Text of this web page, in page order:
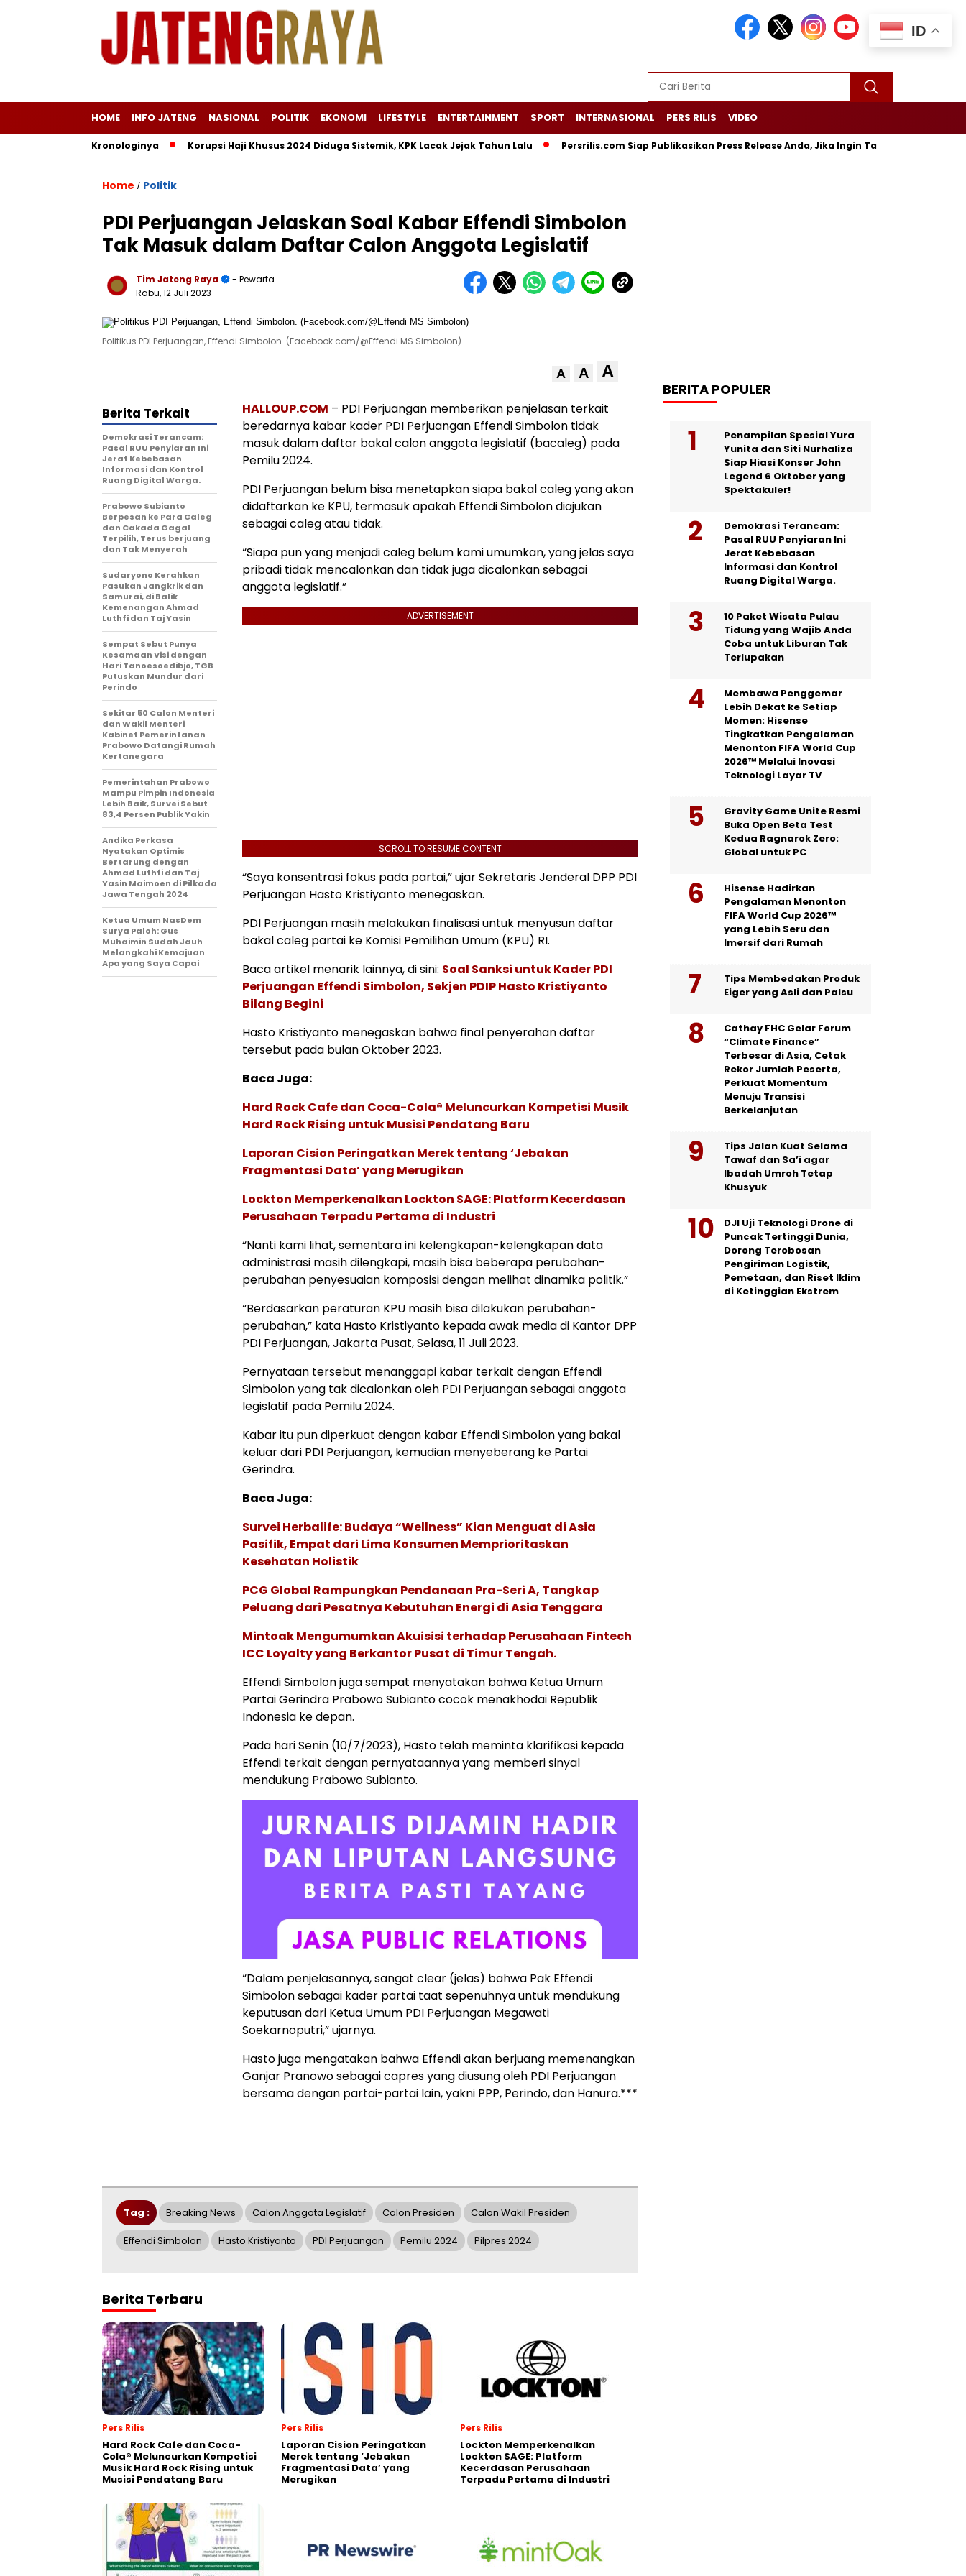
HOME INFO JATENG NASIONAL POLITIK EKONOMI LIFESTYLE ENTERTAINMENT SPORT INTERNASIONAL PERS RILIS VIDEO
Angin, Ini Kronologinya Korupsi Haji Khusus 2024 Diduga Sistemik, KPK Lacak Jejak Tahun Lalu Persrilis.com Siap Publikasikan Press Release Anda, Jika Ingin Tampil di Media Ekonomi
Home / Politik
PDI Perjuangan Jelaskan Soal Kabar Effendi Simbolon
Tak Masuk dalam Daftar Calon Anggota Legislatif
Tim Jateng Raya
- Pewarta
Rabu, 12 Juli 2023
Politikus PDI Perjuangan, Effendi Simbolon. (Facebook.com/@Effendi MS Simbolon)
A A A
HALLOUP.COM – PDI Perjuangan memberikan penjelasan terkait
beredarnya kabar kader PDI Perjuangan Effendi Simbolon tidak
masuk dalam daftar bakal calon anggota legislatif (bacaleg) pada
Pemilu 2024.
PDI Perjuangan belum bisa menetapkan siapa bakal caleg yang akan
didaftarkan ke KPU, termasuk apakah Effendi Simbolon diajukan
sebagai caleg atau tidak.
“Siapa pun yang menjadi caleg belum kami umumkan, yang jelas saya
pribadi tidak mencalonkan dan tidak juga dicalonkan sebagai
anggota legislatif.”
ADVERTISEMENT
SCROLL TO RESUME CONTENT
“Saya konsentrasi fokus pada partai,” ujar Sekretaris Jenderal DPP PDI
Perjuangan Hasto Kristiyanto menegaskan.
PDI Perjuangan masih melakukan finalisasi untuk menyusun daftar
bakal caleg partai ke Komisi Pemilihan Umum (KPU) RI.
Baca artikel menarik lainnya, di sini: Soal Sanksi untuk Kader PDI
Perjuangan Effendi Simbolon, Sekjen PDIP Hasto Kristiyanto
Bilang Begini
Hasto Kristiyanto menegaskan bahwa final penyerahan daftar
tersebut pada bulan Oktober 2023.
Baca Juga:
Hard Rock Cafe dan Coca-Cola® Meluncurkan Kompetisi Musik
Hard Rock Rising untuk Musisi Pendatang Baru
Laporan Cision Peringatkan Merek tentang ‘Jebakan
Fragmentasi Data’ yang Merugikan
Lockton Memperkenalkan Lockton SAGE: Platform Kecerdasan
Perusahaan Terpadu Pertama di Industri
“Nanti kami lihat, sementara ini kelengkapan-kelengkapan data
administrasi masih dilengkapi, masih bisa beberapa perubahan-
perubahan penyesuaian komposisi dengan melihat dinamika politik.”
“Berdasarkan peraturan KPU masih bisa dilakukan perubahan-
perubahan,” kata Hasto Kristiyanto kepada awak media di Kantor DPP
PDI Perjuangan, Jakarta Pusat, Selasa, 11 Juli 2023.
Pernyataan tersebut menanggapi kabar terkait dengan Effendi
Simbolon yang tak dicalonkan oleh PDI Perjuangan sebagai anggota
legislatif pada Pemilu 2024.
Kabar itu pun diperkuat dengan kabar Effendi Simbolon yang bakal
keluar dari PDI Perjuangan, kemudian menyeberang ke Partai
Gerindra.
Baca Juga:
Survei Herbalife: Budaya “Wellness” Kian Menguat di Asia
Pasifik, Empat dari Lima Konsumen Memprioritaskan
Kesehatan Holistik
PCG Global Rampungkan Pendanaan Pra-Seri A, Tangkap
Peluang dari Pesatnya Kebutuhan Energi di Asia Tenggara
Mintoak Mengumumkan Akuisisi terhadap Perusahaan Fintech
ICC Loyalty yang Berkantor Pusat di Timur Tengah.
Effendi Simbolon juga sempat menyatakan bahwa Ketua Umum
Partai Gerindra Prabowo Subianto cocok menakhodai Republik
Indonesia ke depan.
Pada hari Senin (10/7/2023), Hasto telah meminta klarifikasi kepada
Effendi terkait dengan pernyataannya yang memberi sinyal
mendukung Prabowo Subianto.
“Dalam penjelasannya, sangat clear (jelas) bahwa Pak Effendi
Simbolon sebagai kader partai taat sepenuhnya untuk mendukung
keputusan dari Ketua Umum PDI Perjuangan Megawati
Soekarnoputri,” ujarnya.
Hasto juga mengatakan bahwa Effendi akan berjuang memenangkan
Ganjar Pranowo sebagai capres yang diusung oleh PDI Perjuangan
bersama dengan partai-partai lain, yakni PPP, Perindo, dan Hanura.***
Berita Terkait
Demokrasi Terancam:
Pasal RUU Penyiaran Ini
Jerat Kebebasan
Informasi dan Kontrol
Ruang Digital Warga.
Prabowo Subianto
Berpesan ke Para Caleg
dan Cakada Gagal
Terpilih, Terus berjuang
dan Tak Menyerah
Sudaryono Kerahkan
Pasukan Jangkrik dan
Samurai, di Balik
Kemenangan Ahmad
Luthfi dan Taj Yasin
Sempat Sebut Punya
Kesamaan Visi dengan
Hari Tanoesoedibjo, TGB
Putuskan Mundur dari
Perindo
Sekitar 50 Calon Menteri
dan Wakil Menteri
Kabinet Pemerintanan
Prabowo Datangi Rumah
Kertanegara
Pemerintahan Prabowo
Mampu Pimpin Indonesia
Lebih Baik, Survei Sebut
83,4 Persen Publik Yakin
Andika Perkasa
Nyatakan Optimis
Bertarung dengan
Ahmad Luthfi dan Taj
Yasin Maimoen di Pilkada
Jawa Tengah 2024
Ketua Umum NasDem
Surya Paloh: Gus
Muhaimin Sudah Jauh
Melangkahi Kemajuan
Apa yang Saya Capai
Tag : Breaking News Calon Anggota Legislatif Calon Presiden Calon Wakil Presiden
Effendi Simbolon Hasto Kristiyanto PDI Perjuangan Pemilu 2024 Pilpres 2024
Berita Terbaru
Pers Rilis
Hard Rock Cafe dan Coca-
Cola® Meluncurkan Kompetisi
Musik Hard Rock Rising untuk
Musisi Pendatang Baru
Pers Rilis
Laporan Cision Peringatkan
Merek tentang ‘Jebakan
Fragmentasi Data’ yang
Merugikan
Pers Rilis
Lockton Memperkenalkan
Lockton SAGE: Platform
Kecerdasan Perusahaan
Terpadu Pertama di Industri
BERITA POPULER
Penampilan Spesial Yura
Yunita dan Siti Nurhaliza
Siap Hiasi Konser John
Legend 6 Oktober yang
Spektakuler!
Demokrasi Terancam:
Pasal RUU Penyiaran Ini
Jerat Kebebasan
Informasi dan Kontrol
Ruang Digital Warga.
10 Paket Wisata Pulau
Tidung yang Wajib Anda
Coba untuk Liburan Tak
Terlupakan
Membawa Penggemar
Lebih Dekat ke Setiap
Momen: Hisense
Tingkatkan Pengalaman
Menonton FIFA World Cup
2026™ Melalui Inovasi
Teknologi Layar TV
Gravity Game Unite Resmi
Buka Open Beta Test
Kedua Ragnarok Zero:
Global untuk PC
Hisense Hadirkan
Pengalaman Menonton
FIFA World Cup 2026™
yang Lebih Seru dan
Imersif dari Rumah
Tips Membedakan Produk
Eiger yang Asli dan Palsu
Cathay FHC Gelar Forum
“Climate Finance”
Terbesar di Asia, Cetak
Rekor Jumlah Peserta,
Perkuat Momentum
Menuju Transisi
Berkelanjutan
Tips Jalan Kuat Selama
Tawaf dan Sa’i agar
Ibadah Umroh Tetap
Khusyuk
DJI Uji Teknologi Drone di
Puncak Tertinggi Dunia,
Dorong Terobosan
Pengiriman Logistik,
Pemetaan, dan Riset Iklim
di Ketinggian Ekstrem
ID